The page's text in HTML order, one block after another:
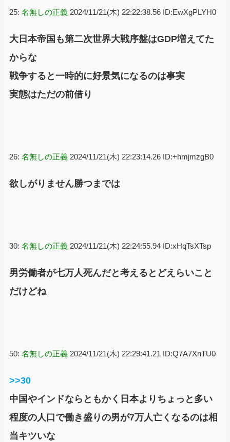
25: 名無しの正義 2024/11/21(木) 22:22:38.56 ID:EwXgPLYH0
大日本帝国も第二次世界大戦序盤はGDP増えてた
からな
戦争すると一時的に好景気になるのは事実
実態はただの前借り
26: 名無しの正義 2024/11/21(木) 22:23:14.26 ID:+hmjmzgB0
欲しがりません勝つまでは
30: 名無しの正義 2024/11/21(木) 22:24:55.94 ID:xHqTsXTsp
男労働者が七万人死んだと考えるとどえらいこと
だけどね
50: 名無しの正義 2024/11/21(木) 22:29:41.21 ID:Q7A7XnTU0
>>30
中国やインドならともかく日本よりちょっと多い
程度の人口で働き盛りの男が7万人亡くなるのは相
当キツいな